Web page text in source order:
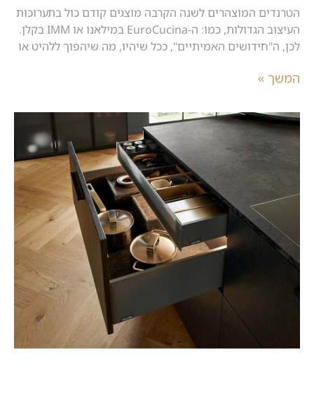
הטרנדים המוצהרים לשנה הקרבה מוצגים קודם כול בתערוכות
העיצוב הגדולות, כמו: ה-EuroCucina במילאנו או IMM בקלן.
לכן, ה"חידושים האמיתיים", ככל שיהיו, מה שיהפוך ללהיט או
המשך »